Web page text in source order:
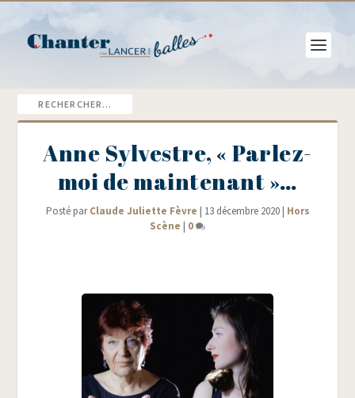
Anne Sylvestre, « Parlez-
moi de maintenant »…
Posté parClaude Juliette Fèvre | 13 décembre 2020| Hors
Scène | 0